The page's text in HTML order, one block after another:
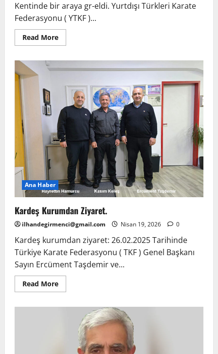
Kentinde bir araya gr-eldi. Yurtdışı Türkleri Karate
Federasyonu ( YTKF )...
Read MoreRead
more
Buluştu!
Ana Haber
Kardeş Kurumdan Ziyaret.
ilhandegirmenci@gmail.com Nisan 19, 2026 0
Kardeş kurumdan ziyaret: 26.02.2025 Tarihinde
Türkiye Karate Federasyonu ( TKF ) Genel Başkanı
Sayın Ercüment Taşdemir ve...
Read MoreRead
more
Kurumdan
Ziyaret.